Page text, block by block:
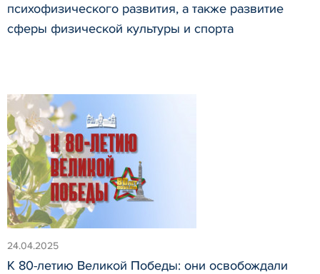
психофизического развития, а также развитие
сферы физической культуры и спорта
24.04.2025
К 80-летию Великой Победы: они освобождали